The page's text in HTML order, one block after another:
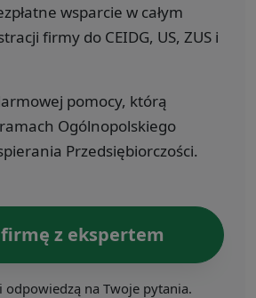
wsparcie w całym
firmy do CEIDG, US, ZUS i
pomocy, którą
Ogólnopolskiego
Przedsiębiorczości.
firmę z ekspertem
odpowiedzą na Twoje pytania.